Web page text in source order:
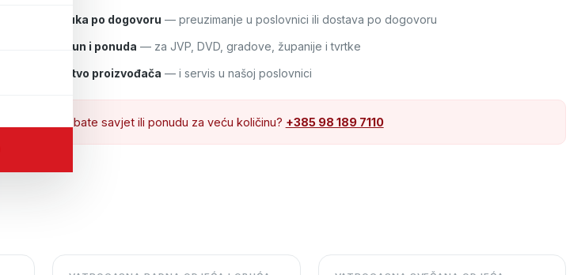
Isporuka po dogovoru — preuzimanje u poslovnici ili dostava po dogovoru
R1 račun i ponuda — za JVP, DVD, gradove, županije i tvrtke
Jamstvo proizvođača — i servis u našoj poslovnici
Trebate savjet ili ponudu za veću količinu? +385 98 189 7110